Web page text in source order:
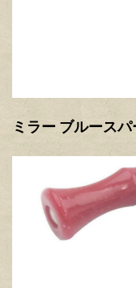
ミラー ブルース